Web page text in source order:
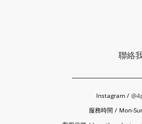
聯絡
Instagram /
服務時間 / Mon-